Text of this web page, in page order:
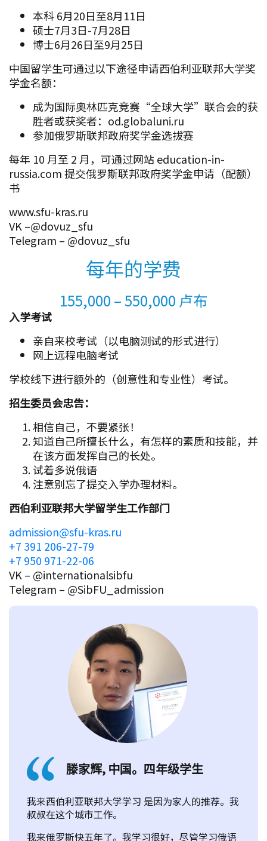
本科 6月20日至8月11日
硕士7月3日-7月28日
博士6月26日至9月25日
中国留学生可通过以下途径申请西伯利亚联邦大学奖
学金名额：
成为国际奥林匹克竞赛“全球大学”联合会的获
胜者或获奖者：od.globaluni.ru
参加俄罗斯联邦政府奖学金选拔赛
每年 10 月至 2 月，可通过网站 education-in-
russia.com 提交俄罗斯联邦政府奖学金申请（配额）
书
www.sfu-kras.ru
VK –@dovuz_sfu
Telegram – @dovuz_sfu
每年的学费
155,000 – 550,000 卢布
入学考试
亲自来校考试（以电脑测试的形式进行）
网上远程电脑考试
学校线下进行额外的（创意性和专业性）考试。
招生委员会忠告：
相信自己，不要紧张！
知道自己所擅长什么，有怎样的素质和技能，并
在该方面发挥自己的长处。
试着多说俄语
注意别忘了提交入学办理材料。
西伯利亚联邦大学留学生工作部门
admission@sfu-kras.ru
+7 391 206-27-79
+7 950 971-22-06
VK – @internationalsibfu
Telegram – @SibFU_admission
滕家辉, 中国。四年级学生
我来西伯利亚联邦大学学习 是因为家人的推荐。我
叔叔在这个城市工作。
我来俄罗斯快五年了。我学习很好，尽管学习俄语